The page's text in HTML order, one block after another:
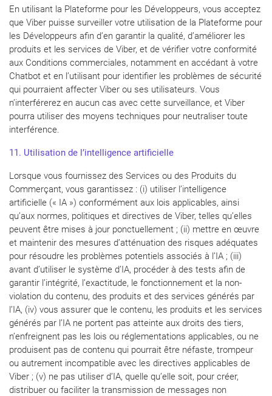
En utilisant la Plateforme pour les Développeurs, vous acceptez
que Viber puisse surveiller votre utilisation de la Plateforme pour
les Développeurs afin d’en garantir la qualité, d’améliorer les
produits et les services de Viber, et de vérifier votre conformité
aux Conditions commerciales, notamment en accédant à votre
Chatbot et en l’utilisant pour identifier les problèmes de sécurité
qui pourraient affecter Viber ou ses utilisateurs. Vous
n’interférerez en aucun cas avec cette surveillance, et Viber
pourra utiliser des moyens techniques pour neutraliser toute
interférence.
11. Utilisation de l’intelligence artificielle
Lorsque vous fournissez des Services ou des Produits du
Commerçant, vous garantissez : (i) utiliser l’intelligence
artificielle (« IA ») conformément aux lois applicables, ainsi
qu’aux normes, politiques et directives de Viber, telles qu’elles
peuvent être mises à jour ponctuellement ; (ii) mettre en œuvre
et maintenir des mesures d’atténuation des risques adéquates
pour résoudre les problèmes potentiels associés à l’IA ; (iii)
avant d’utiliser le système d’IA, procéder à des tests afin de
garantir l’intégrité, l’exactitude, le fonctionnement et la non-
violation du contenu, des produits et des services générés par
l’IA, (iv) vous assurer que le contenu, les produits et les services
générés par l’IA ne portent pas atteinte aux droits des tiers,
n’enfreignent pas les lois ou réglementations applicables, ou ne
produisent pas de contenu qui pourrait être néfaste, trompeur
ou autrement incompatible avec les directives applicables de
Viber ; (v) ne pas utiliser d’IA, quelle qu’elle soit, pour créer,
distribuer ou faciliter la transmission de messages non